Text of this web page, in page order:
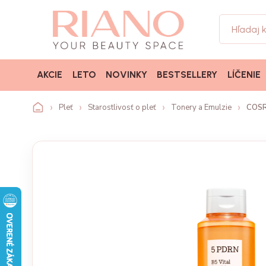
AKCIE LETO NOVINKY BESTSELLERY LÍČENIE
Pleť Starostlivosť o pleť Tonery a Emulzie